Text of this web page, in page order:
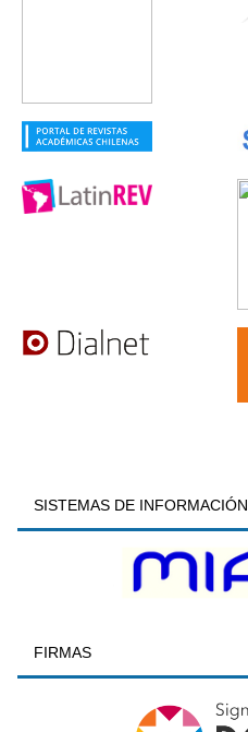
SISTEMAS DE INFORMACIÓN
FIRMAS